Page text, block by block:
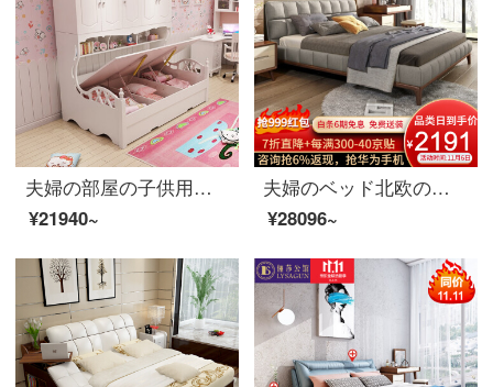
夫婦の部屋の子供用ベッドと韓国式の洋服だんすの組み合わせベッドの多機能収納物田園ベッドルームの家具たんすのベッド+高箱(モップを含まない)1200*1900
¥21940~
夫婦のベッド北欧のベッドは、ダブルベッド1.8メートルのシンプルなベッドルームの家具のシングルベッド1800*2000
¥28096~